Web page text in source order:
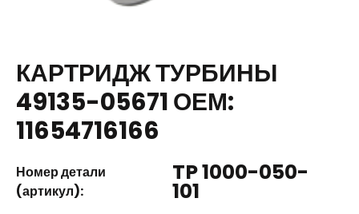
КАРТРИДЖ ТУРБИНЫ
49135-05671 ОЕМ:
11654716166
Номер детали
(артикул):
TP 1000-050-
101